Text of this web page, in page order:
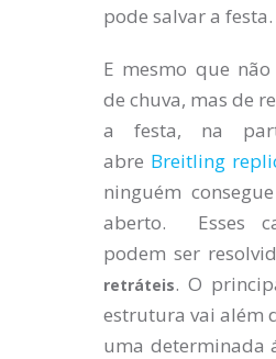
pode salvar a festa.
E mesmo que
de chuva, mas de
a festa, na
abre Breitling
ninguém
aberto. Esses
podem ser
retráteis. O
estrutura vai além
uma determinada